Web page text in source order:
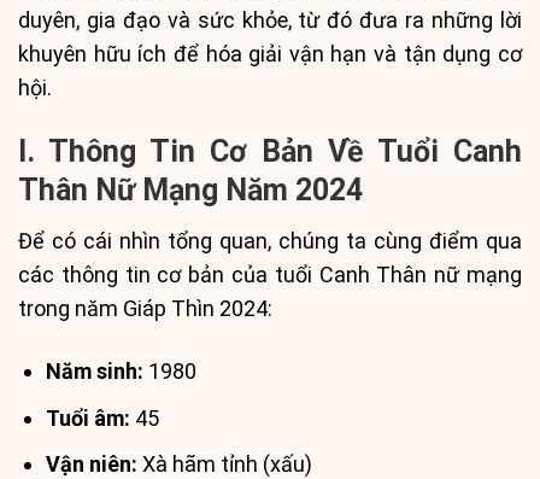
duyên, gia đạo và sức khỏe, từ đó đưa ra những lời
khuyên hữu ích để hóa giải vận hạn và tận dụng cơ
hội.
I. Thông Tin Cơ Bản Về Tuổi Canh
Thân Nữ Mạng Năm 2024
Để có cái nhìn tổng quan, chúng ta cùng điểm qua
các thông tin cơ bản của tuổi Canh Thân nữ mạng
trong năm Giáp Thìn 2024:
Năm sinh: 1980
Tuổi âm: 45
Vận niên: Xà hãm tỉnh (xấu)